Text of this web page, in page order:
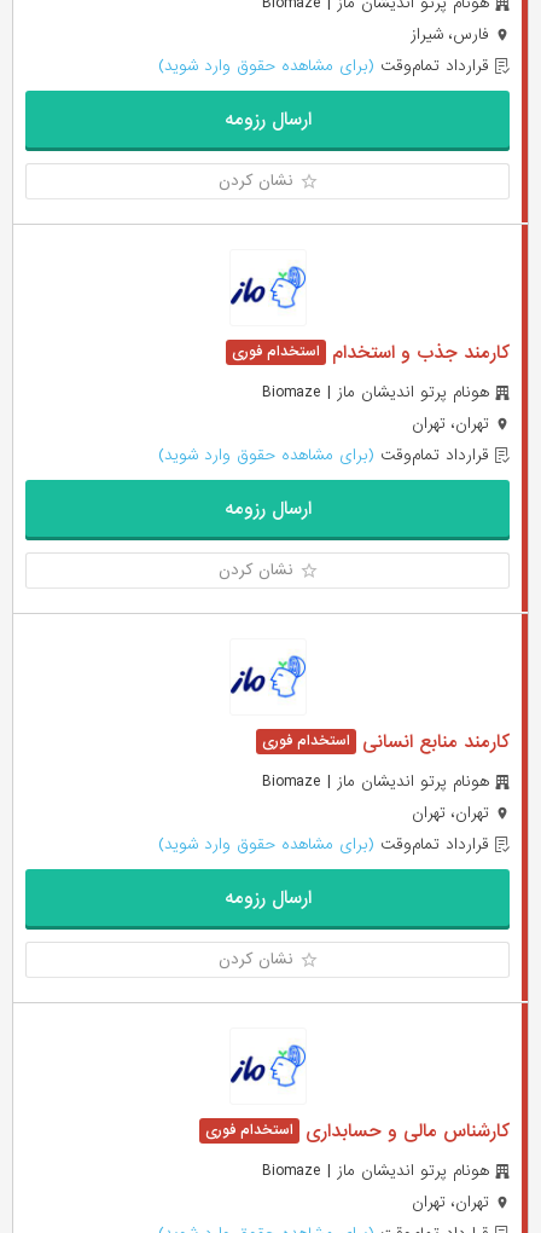
فارس، شیراز
قرارداد تمام‌وقت (برای مشاهده حقوق وارد شوید)
ارسال رزومه
نشان کردن
کارمند جذب و استخدام
هونام پرتو اندیشان ماز | Biomaze
تهران، تهران
قرارداد تمام‌وقت (برای مشاهده حقوق وارد شوید)
ارسال رزومه
نشان کردن
کارمند منابع انسانی
هونام پرتو اندیشان ماز | Biomaze
تهران، تهران
قرارداد تمام‌وقت (برای مشاهده حقوق وارد شوید)
ارسال رزومه
نشان کردن
کارشناس مالی و حسابداری
هونام پرتو اندیشان ماز | Biomaze
تهران، تهران